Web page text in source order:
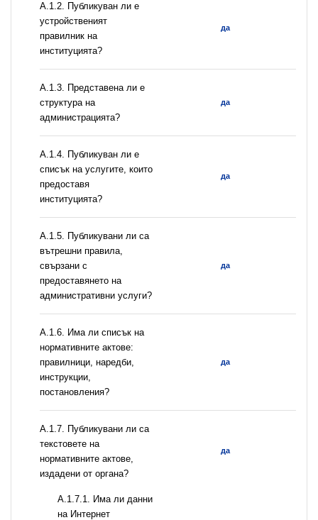
А.1.2. Публикуван ли е
устройственият
правилник на
институцията?
да
A.1.3. Представена ли е
структура на
администрацията?
да
А.1.4. Публикуван ли е
списък на услугите, които
предоставя
институцията?
да
А.1.5. Публикувани ли са
вътрешни правила,
свързани с
предоставянето на
административни услуги?
да
А.1.6. Има ли списък на
нормативните актове:
правилници, наредби,
инструкции,
постановления?
да
А.1.7. Публикувани ли са
текстовете на
нормативните актове,
издадени от органа?
да
A.1.7.1. Има ли данни
на Интернет